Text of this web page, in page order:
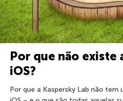
Por que não existe
iOS?
Por que a Kaspersky Lab não tem